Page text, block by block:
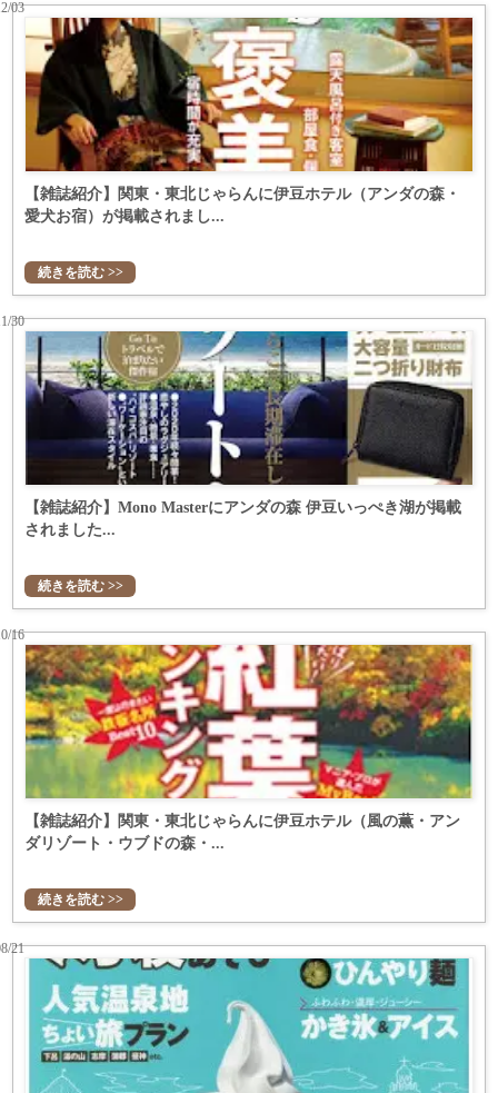
【雑誌紹介】関東・東北じゃらんに伊豆ホテル（アンダの森・
愛犬お宿）が掲載されまし...
03
続きを読む >>
【雑誌紹介】Mono Masterにアンダの森 伊豆いっぺき湖が掲載
されました...
30
続きを読む >>
【雑誌紹介】関東・東北じゃらんに伊豆ホテル（風の薫・アン
ダリゾート・ウブドの森・...
16
続きを読む >>
21